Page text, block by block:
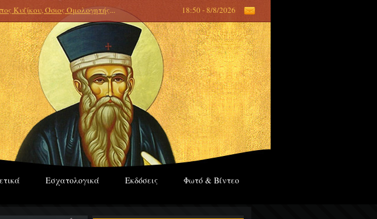
Κυζίκου, Όσιος Ομολογητής... 18:50 - 8/8/2026
Εσχατολογικά Εκδόσεις Φωτό & Βίντεο